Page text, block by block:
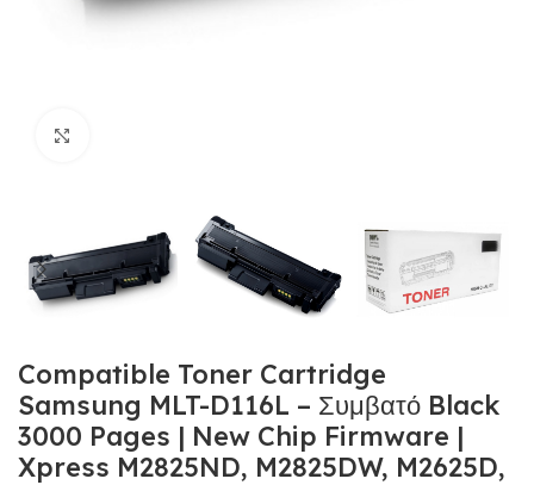
Compatible Toner Cartridge
Samsung MLT-D116L – Συμβατό Black
3000 Pages | New Chip Firmware |
Xpress M2825ND, M2825DW, M2625D,